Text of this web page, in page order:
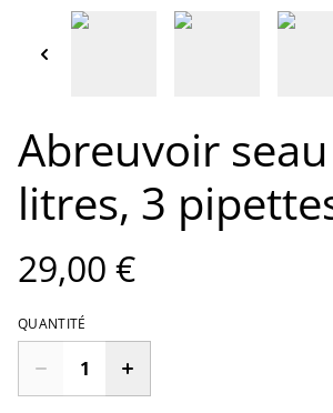
Abreuvoir
litres, 3
29,00 €
QUANTITÉ